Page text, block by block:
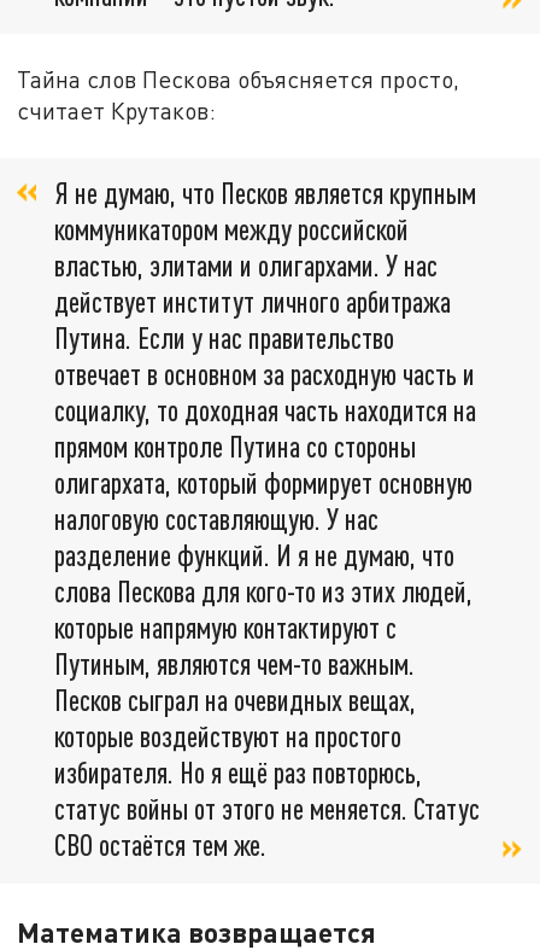
Тайна слов Пескова объясняется просто,
считает Крутаков:
Я не думаю, что Песков является крупным
коммуникатором между российской
властью, элитами и олигархами. У нас
действует институт личного арбитража
Путина. Если у нас правительство
отвечает в основном за расходную часть и
социалку, то доходная часть находится на
прямом контроле Путина со стороны
олигархата, который формирует основную
налоговую составляющую. У нас
разделение функций. И я не думаю, что
слова Пескова для кого-то из этих людей,
которые напрямую контактируют с
Путиным, являются чем-то важным.
Песков сыграл на очевидных вещах,
которые воздействуют на простого
избирателя. Но я ещё раз повторюсь,
статус войны от этого не меняется. Статус
СВО остаётся тем же.
Математика возвращается